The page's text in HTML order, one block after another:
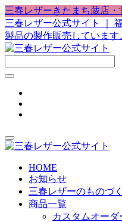
三春レザーきたまち蔵店・
三春レザー公式サイト ｜
製品の製作販売しています
HOME
お知らせ
三春レザーのものづ
商品一覧
カスタムオーダ